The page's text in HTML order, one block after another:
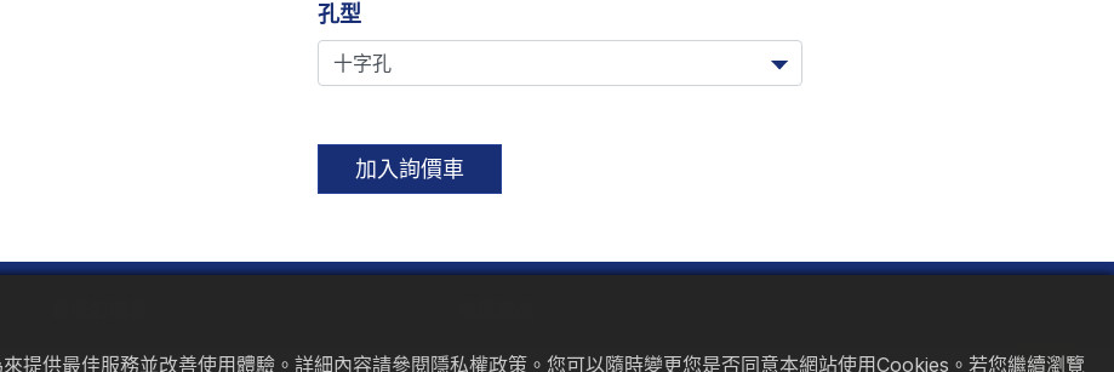
孔型
加入詢價車
提供最佳服務並改善使用體驗。詳細內容請參閱隱私權政策。您可以隨時變更您是否同意本網站使用Cookies。若您繼續瀏覽